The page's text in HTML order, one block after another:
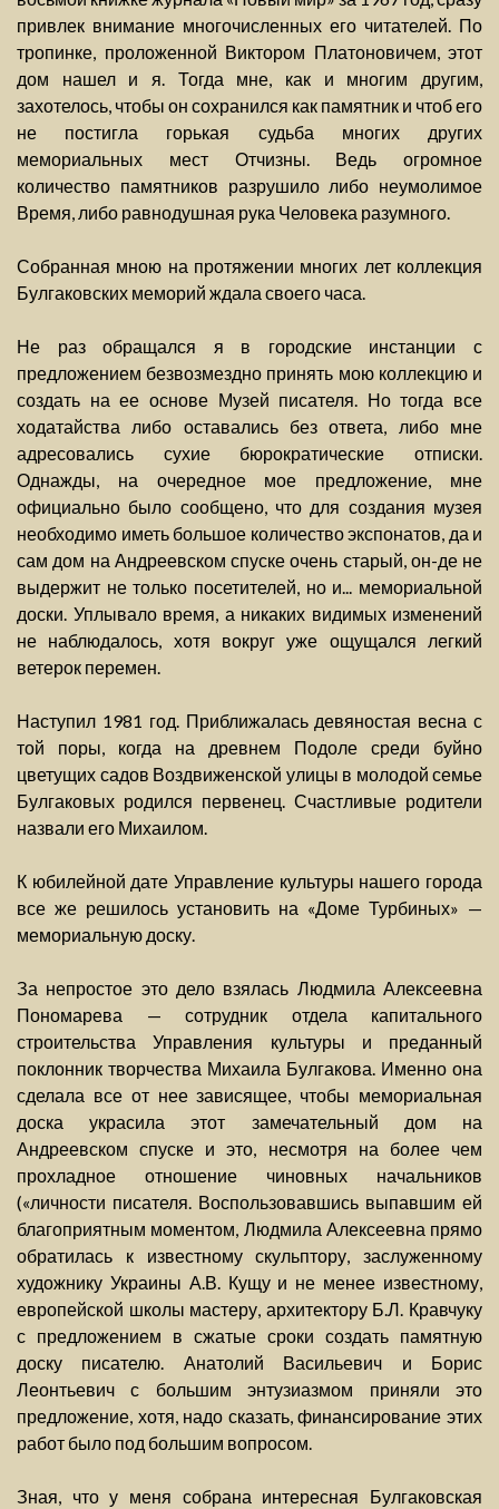
привлек внимание многочисленных его читателей. По
тропинке, проложенной Виктором Платоновичем, этот
дом нашел и я. Тогда мне, как и многим другим,
захотелось, чтобы он сохранился как памятник и чтоб его
не постигла горькая судьба многих других
мемориальных мест Отчизны. Ведь огромное
количество памятников разрушило либо неумолимое
Время, либо равнодушная рука Человека разумного.
Собранная мною на протяжении многих лет коллекция
Булгаковских меморий ждала своего часа.
Не раз обращался я в городские инстанции с
предложением безвозмездно принять мою коллекцию и
создать на ее основе Музей писателя. Но тогда все
ходатайства либо оставались без ответа, либо мне
адресовались сухие бюрократические отписки.
Однажды, на очередное мое предложение, мне
официально было сообщено, что для создания музея
необходимо иметь большое количество экспонатов, да и
сам дом на Андреевском спуске очень старый, он-де не
выдержит не только посетителей, но и... мемориальной
доски. Уплывало время, а никаких видимых изменений
не наблюдалось, хотя вокруг уже ощущался легкий
ветерок перемен.
Наступил 1981 год. Приближалась девяностая весна с
той поры, когда на древнем Подоле среди буйно
цветущих садов Воздвиженской улицы в молодой семье
Булгаковых родился первенец. Счастливые родители
назвали его Михаилом.
К юбилейной дате Управление культуры нашего города
все же решилось установить на «Доме Турбиных» —
мемориальную доску.
За непростое это дело взялась Людмила Алексеевна
Пономарева — сотрудник отдела капитального
строительства Управления культуры и преданный
поклонник творчества Михаила Булгакова. Именно она
сделала все от нее зависящее, чтобы мемориальная
доска украсила этот замечательный дом на
Андреевском спуске и это, несмотря на более чем
прохладное отношение чиновных начальников
(«личности писателя. Воспользовавшись выпавшим ей
благоприятным моментом, Людмила Алексеевна прямо
обратилась к известному скульптору, заслуженному
художнику Украины А.В. Кущу и не менее известному,
европейской школы мастеру, архитектору Б.Л. Кравчуку
с предложением в сжатые сроки создать памятную
доску писателю. Анатолий Васильевич и Борис
Леонтьевич с большим энтузиазмом приняли это
предложение, хотя, надо сказать, финансирование этих
работ было под большим вопросом.
Зная, что у меня собрана интересная Булгаковская